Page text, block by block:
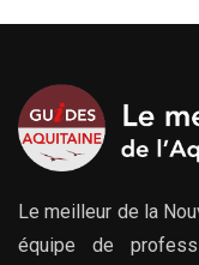
Le meilleur de la
équipe de